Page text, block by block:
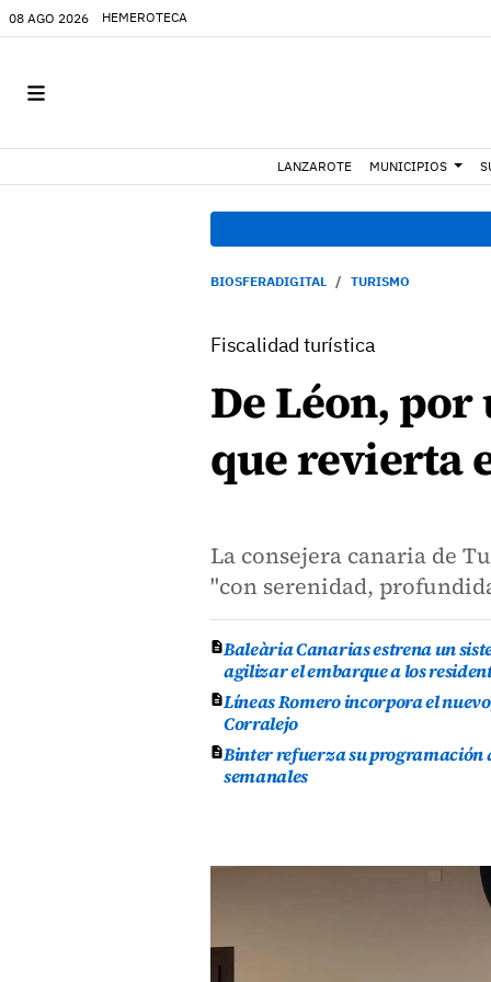
08 AGO 2026 HEMEROTECA
LANZAROTE MUNICIPIOS
BIOSFERADIGITAL TURISMO
Fiscalidad turística
De Léon,
que revierta
La consejera canaria de
"con serenidad,
Baleària Canarias estrena un
agilizar el embarque a los
Líneas Romero incorpora el
Corralejo
Binter refuerza su programación
semanales